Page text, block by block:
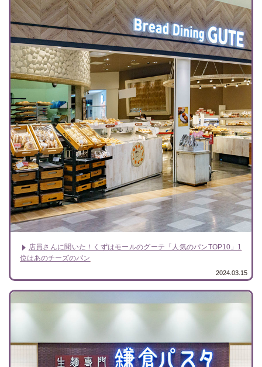
店員さんに聞いた！くずはモールのグーテ「人気のパンTOP10」1
位はあのチーズのパン
2024.03.15